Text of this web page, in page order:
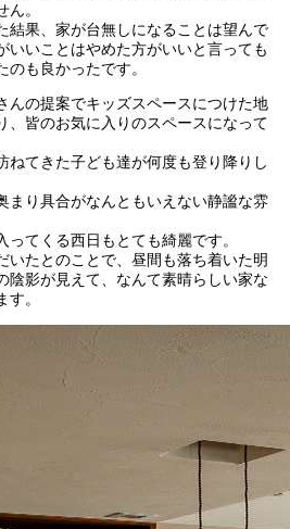
ん。
結果、家が台無しになることは望んで
いいことはやめた方がいいと言っても
のも良かったです。
んの提案でキッズスペースにつけた地
、皆のお気に入りのスペースになって
ねてきた子ども達が何度も登り降りし
まり具合がなんともいえない静謐な雰
てくる西日もとても綺麗です。
いたとのことで、昼間も落ち着いた明
陰影が見えて、なんて素晴らしい家な
す。